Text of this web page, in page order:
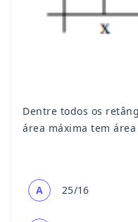
Dentre todos os
área máxima tem
A 25/16